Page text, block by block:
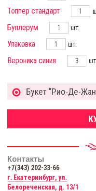
Топпер стандарт
Буплерум шт.
Упаковка шт.
Вероника синия шт.
Букет "Рио-Де-
Контакты
+7(343) 202-33-66
г. Екатеринбург, ул.
Белореченская, д. 13/1